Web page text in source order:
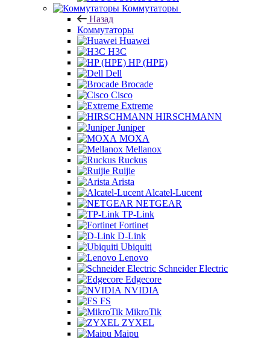
Коммутаторы
Назад
Коммутаторы
Huawei
H3C
HP (HPE)
Dell
Brocade
Cisco
Extreme
HIRSCHMANN
Juniper
MOXA
Mellanox
Ruckus
Ruijie
Arista
Alcatel-Lucent
NETGEAR
TP-Link
Fortinet
D-Link
Ubiquiti
Lenovo
Schneider Electric
Edgecore
NVIDIA
FS
MikroTik
ZYXEL
Maipu